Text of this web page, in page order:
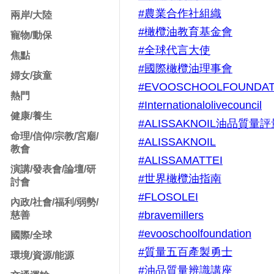
兩岸/大陸
寵物/動保
焦點
婦女/孩童
熱門
健康/養生
命理/信仰/宗教/宮廟/
教會
演講/發表會/論壇/研
討會
內政/社會/福利/弱勢/
慈善
國際/全球
環境/資源/能源
#農業合作社組織
#橄欖油教育基金會
#全球代言大使
#國際橄欖油理事會
#Internationalolivecouncil
#ALISSAKNOIL油品質量評
#ALISSAKNOIL
#ALISSAMATTEI
#世界橄欖油指南
#FLOSOLEI
#bravemillers
#evooschoolfoundation
#質量五百產製勇士
#油品質量辨識講座